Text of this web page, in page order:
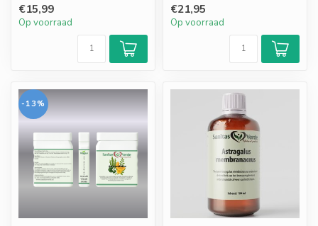
draagt bij aa...
€15,99
Op voorraad
€21,95
Op voorraad
-13%